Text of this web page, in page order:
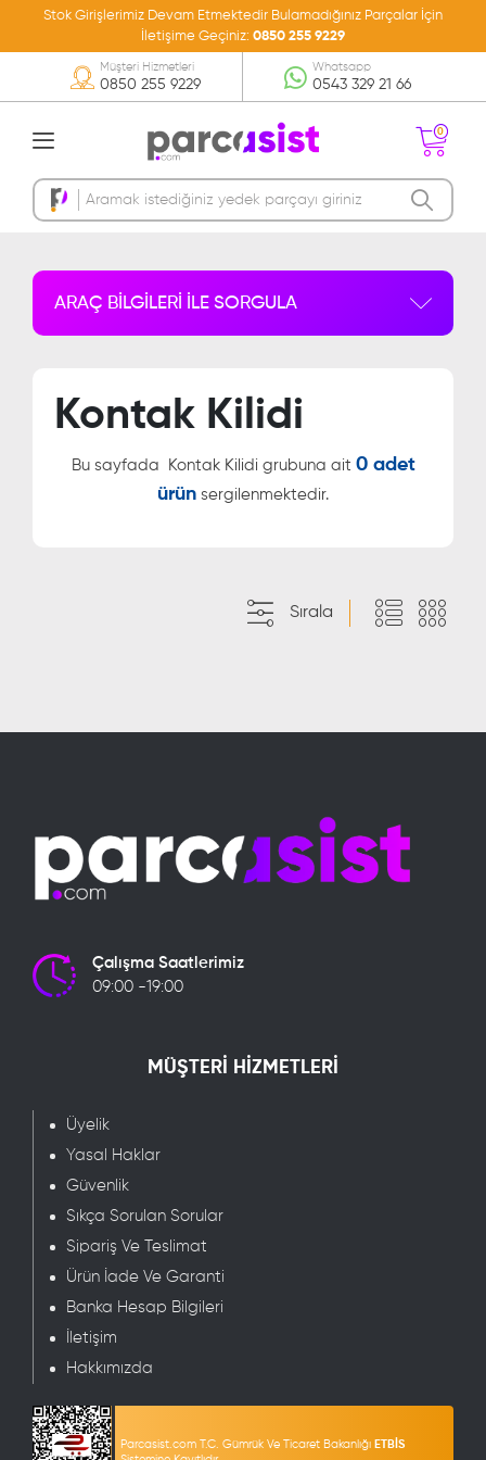
Stok Girişlerimiz Devam Etmektedir Bulamadığınız Parçalar İçin
İletişime Geçiniz: 0850 255 9229
0850 255 9229
Müşteri Hizmetleri
0543 329 21 66
Whatsapp
0
Sepetinizde Ürün
ARAÇ BİLGİLERİ İLE SORGULA
Kontak Kilidi
Bu sayfada Kontak Kilidi grubuna ait 0 adet
ürün sergilenmektedir.
Sırala
Çalışma Saatlerimiz
09:00 -19:00
MÜŞTERİ HİZMETLERİ
Üyelik
Yasal Haklar
Güvenlik
Sıkça Sorulan Sorular
Sipariş Ve Teslimat
Ürün İade Ve Garanti
Banka Hesap Bilgileri
İletişim
Hakkımızda
Parcasist.com T.C. Gümrük Ve Ticaret Bakanlığı ETBİS